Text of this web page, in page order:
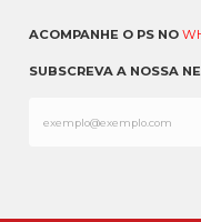
ACOMPANHE O PS NO
SUBSCREVA A NOSSA